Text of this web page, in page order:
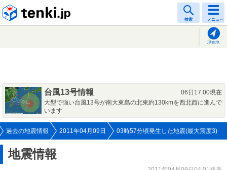
検索 メニュー
現在地
台風13号情報
06日17:00現在
大型で強い台風13号が南大東島の北東約130kmを西北西に進んで
います
過去の地震情報 2011年04月09日 03時57分頃発生した地震(最大震度3)
地震情報